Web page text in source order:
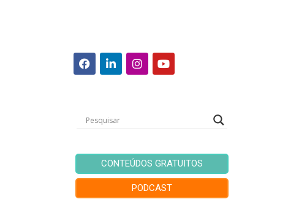
CONTEÚDOS GRATUITOS
PODCAST